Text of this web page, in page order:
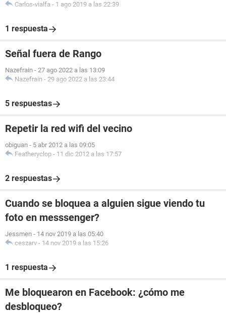
Carlos-vialfa - 1 ago 2019 a las 22:39
1 respuesta
Señal fuera de Rango
Nazefrain - 27 ago 2022 a las 13:09
Nazefrain - 29 ago 2022 a las 23:44
5 respuestas
Repetir la red wifi del vecino
obiguan - 5 abr 2012 a las 09:05
Featheryclop - 11 dic 2012 a las 17:57
2 respuestas
Cuando se bloquea a alguien sigue viendo tu
foto en messsenger?
Jessmen - 14 nov 2019 a las 05:40
ceszarv - 14 nov 2019 a las 15:26
1 respuesta
Me bloquearon en Facebook: ¿cómo me
desbloqueo?